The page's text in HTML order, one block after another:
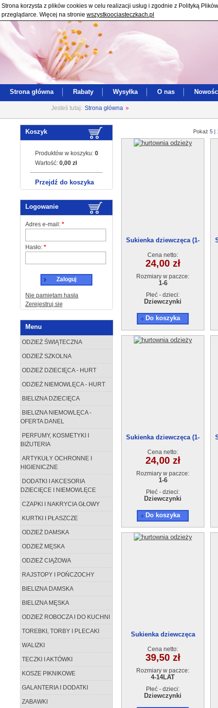
Strona korzysta z plików cookies w celu realizacji usług i zgodnie z Polityką
przeglądarce. Więcej na stronie wszystkoociasteczkach.pl
Strona główna Rabaty Wysyłka O nas
Jesteś tutaj: Strona główna »
Koszyk
Produktów w koszyku: 0
Wartość: 0,00 zł
Przejdź do koszyka
Logowanie
Adres e-mail: *
Hasło: *
Zaloguj
Nie pamiętam hasła
Zerejestruj się
Menu
ODZIEŻ ŚWIĄTECZNA
ODZIEŻ SZKOLNA
ODZIEŻ DZIECIĘCA - HURT
ODZIEŻ NIEMOWLĘCA - HURT
BIELIZNA DZIECIĘCA
BIELIZNA NIEMOWLĘCA -
OFERTA DANEL
PERFUMY, KOSMETYKI I
BIŻUTERIA
ARTYKUŁY OCHRONNE I
HIGIENICZNE
DODATKI I AKCESORIA
DZIECIĘCE I NIEMOWLĘCE
CZAPKI I NAKRYCIA GŁOWY
KURTKI I PŁASZCZE
ODZIEŻ DAMSKA
ODZIEŻ MĘSKA
ODZIEŻ CIĄŻOWA
RAJSTOPY I POŃCZOCHY
BIELIZNA DAMSKA
BIELIZNA MĘSKA
ODZIEŻ ROBOCZA I DO KUCHNI
TOREBKI, TORBY I PLECAKI
WALIZKI
TECZKI I AKTÓWKI
KOSZE PIKNIKOWE
GALANTERIA I DODATKI
ZABAWKI
Pokaż 5 |
Sukienka dziewczęca (1-
Cena netto:
24,00 zł
Rozmiary w paczce:
1-6
Płeć - dzieci:
Dziewczynki
Do koszyka
Sukienka dziewczęca (1-
Cena netto:
24,00 zł
Rozmiary w paczce:
1-6
Płeć - dzieci:
Dziewczynki
Do koszyka
Sukienka dziewczęca
Cena netto:
39,50 zł
Rozmiary w paczce:
4-14LAT
Płeć - dzieci:
Dziewczynki